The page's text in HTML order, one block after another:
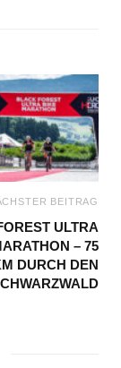
BEITRAG
ULTRA
– 75
DURCH DEN